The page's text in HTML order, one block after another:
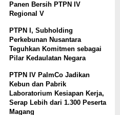
Panen Bersih PTPN IV
Regional V
PTPN I, Subholding
Perkebunan Nusantara
Teguhkan Komitmen sebagai
Pilar Kedaulatan Negara
PTPN IV PalmCo Jadikan
Kebun dan Pabrik
Laboratorium Kesiapan Kerja,
Serap Lebih dari 1.300 Peserta
Magang